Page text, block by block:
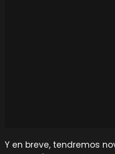
Y en breve, tendremos